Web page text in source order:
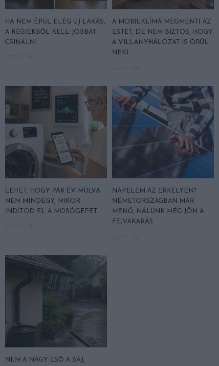
HA NEM ÉPÜL ELÉG ÚJ LAKÁS,
A RÉGIEKBŐL KELL JOBBAT
CSINÁLNI
A MOBILKLÍMA MEGMENTI AZ
ESTÉT, DE NEM BIZTOS, HOGY
A VILLANYHÁLÓZAT IS ÖRÜL
NEKI
LEHET, HOGY PÁR ÉV MÚLVA
NEM MINDEGY, MIKOR
INDÍTOD EL A MOSÓGÉPET
NAPELEM AZ ERKÉLYEN?
NÉMETORSZÁGBAN MÁR
MENŐ, NÁLUNK MÉG JÖN A
FEJVAKARÁS
NEM A NAGY ESŐ A BAJ,